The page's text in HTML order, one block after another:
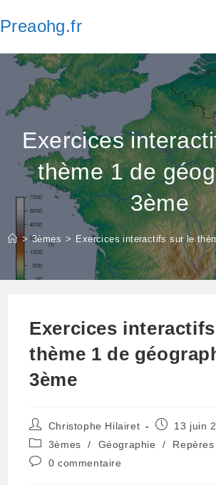
to
Preaohg.fr
Exercices
thème 1 de
3ème
> 3èmes > Exercices interactifs sur le
Exercices
thème 1 de
3ème
Auteur/autrice
de
la
publication :
Christophe Hilairet
Publication
13 juin
Post
category:
3èmes / Géographie / Repères
Commentaires
0 commentaire